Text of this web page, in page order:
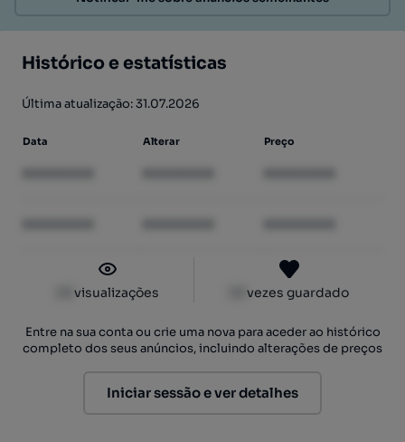
Histórico e estatísticas
Última atualização: 31.07.2026
Data Alterar Preço
visualizações vezes guardado
Entre na sua conta ou crie uma nova para aceder ao histórico
completo dos seus anúncios, incluindo alterações de preços
Iniciar sessão e ver detalhes